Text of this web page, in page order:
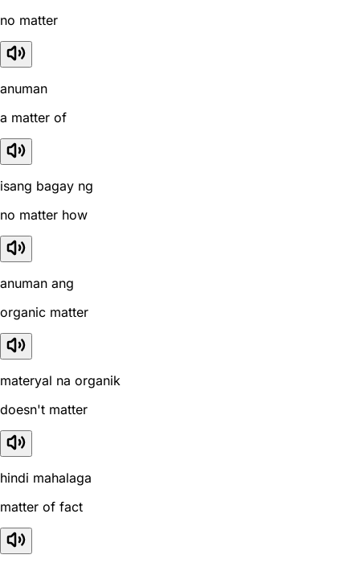
no matter
anuman
a matter of
isang bagay ng
no matter how
anuman ang
organic matter
materyal na organik
doesn't matter
hindi mahalaga
matter of fact